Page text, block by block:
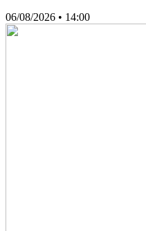
06/08/2026 • 14:00